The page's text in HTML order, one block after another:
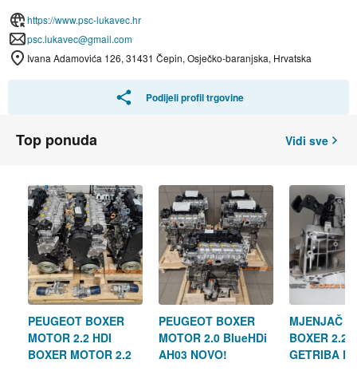
https://www.psc-lukavec.hr
psc.lukavec@gmail.com
Ivana Adamovića 126, 31431 Čepin, Osječko-baranjska, Hrvatska
Podijeli profil trgovine
Top ponuda Vidi sve
PEUGEOT BOXER
MOTOR 2.2 HDI
BOXER MOTOR 2.2
PEUGEOT BOXER
MOTOR 2.0 BlueHDi
AH03 NOVO!
MJENJAČ
BOXER 2.2
GETRIBA